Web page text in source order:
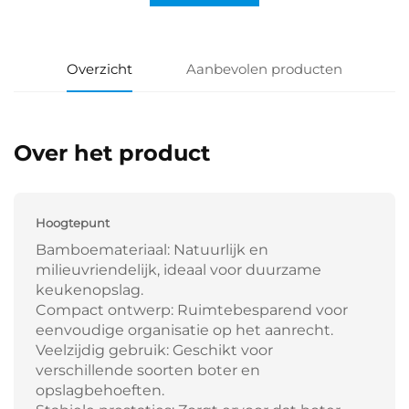
Overzicht Aanbevolen producten
Over het product
Hoogtepunt
Bamboemateriaal: Natuurlijk en
milieuvriendelijk, ideaal voor duurzame
keukenopslag.
Compact ontwerp: Ruimtebesparend voor
eenvoudige organisatie op het aanrecht.
Veelzijdig gebruik: Geschikt voor
verschillende soorten boter en
opslagbehoeften.